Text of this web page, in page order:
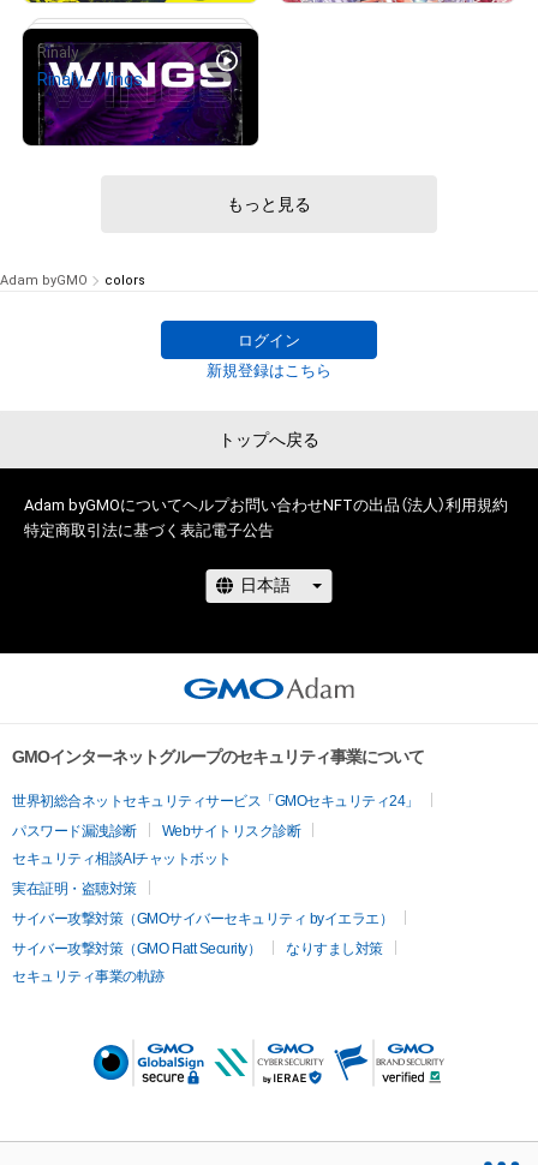
# 2/20
Rinaly 1
Rinaly - Wings
¥50,000
もっと見る
Adam byGMO colors
ログイン
新規登録はこちら
トップへ戻る
Adam byGMOについてヘルプお問い合わせNFTの出品（法人）利用規約
特定商取引法に基づく表記電子公告
GMOインターネットグループのセキュリティ事業について
世界初総合ネットセキュリティサービス「GMOセキュリティ24」
パスワード漏洩診断
Webサイトリスク診断
セキュリティ相談AIチャットボット
実在証明・盗聴対策
サイバー攻撃対策（GMOサイバーセキュリティ byイエラエ）
サイバー攻撃対策（GMO Flatt Security）
なりすまし対策
セキュリティ事業の軌跡